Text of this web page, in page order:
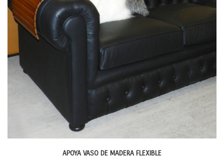
APOYA VASO DE MADERA FLEXIBLE